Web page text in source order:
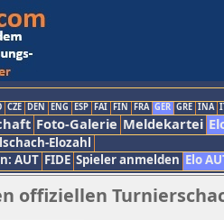
CZE DEN ENG ESP FAI FIN FRA GER GRE INA
Foto-Galerie Meldekartei
Elozahl
AUT FIDE Spieler anmelden Elo
offiziellen